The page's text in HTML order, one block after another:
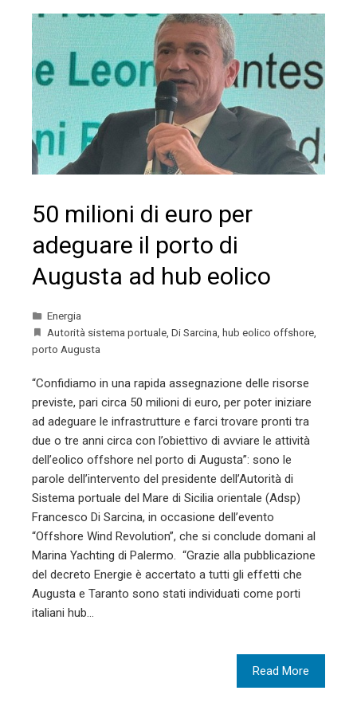
50 milioni di euro per
adeguare il porto di
Augusta ad hub eolico
Energia
Autorità sistema portuale Di Sarcina hub eolico offshore
porto Augusta
“Confidiamo in una rapida assegnazione delle risorse
previste, pari circa 50 milioni di euro, per poter iniziare
ad adeguare le infrastrutture e farci trovare pronti tra
due o tre anni circa con l’obiettivo di avviare le attività
dell’eolico offshore nel porto di Augusta”: sono le
parole dell’intervento del presidente dell’Autorità di
Sistema portuale del Mare di Sicilia orientale (Adsp)
Francesco Di Sarcina, in occasione dell’evento
“Offshore Wind Revolution”, che si conclude domani al
Marina Yachting di Palermo. “Grazie alla pubblicazione
del decreto Energie è accertato a tutti gli effetti che
Augusta e Taranto sono stati individuati come porti
italiani hub…
Read More